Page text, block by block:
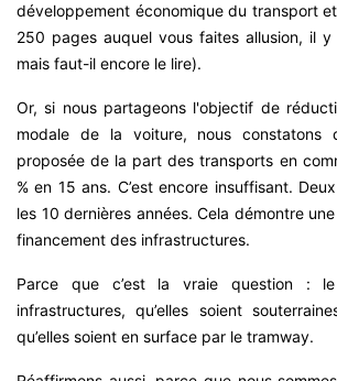
développement économique du transport
250 pages auquel vous faites allusion, il
mais faut-il encore le lire).
Or, si nous partageons l'objectif de
modale de la voiture, nous constatons
proposée de la part des transports en
% en 15 ans. C’est encore insuffisant.
les 10 dernières années. Cela démontre
financement des infrastructures.
Parce que c’est la vraie question :
infrastructures, qu’elles soient
qu’elles soient en surface par le tramway.